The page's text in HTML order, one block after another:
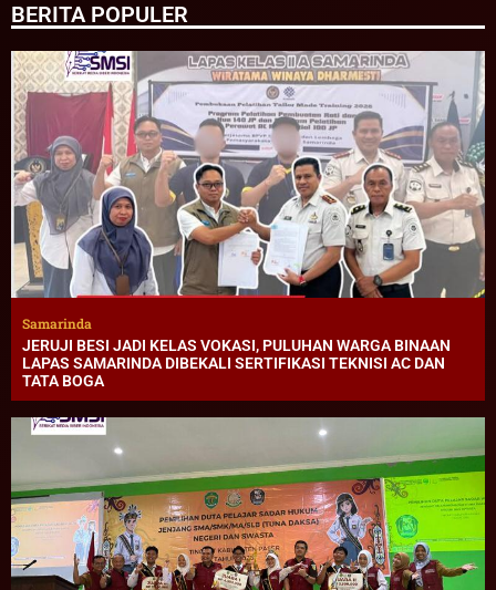
BERITA POPULER
Samarinda
JERUJI BESI JADI KELAS VOKASI, PULUHAN WARGA BINAAN
LAPAS SAMARINDA DIBEKALI SERTIFIKASI TEKNISI AC DAN
TATA BOGA